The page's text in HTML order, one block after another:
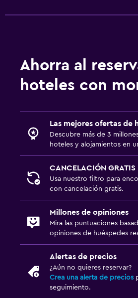
Ahorra al
hoteles con
Las mejores ofertas de
Descubre más de 3
hoteles y alojamientos en
CANCELACIÓN GRATIS
Usa nuestro filtro para
con cancelación gratis.
Millones de opiniones
Mira las puntuaciones
opiniones de huéspedes
Alertas de precios
¿Aún no quieres reservar?
Crea una alerta de precios
seguimiento.